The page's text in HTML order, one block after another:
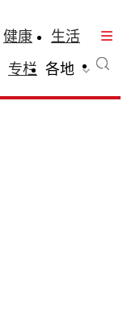
健康
生活
专栏 各地